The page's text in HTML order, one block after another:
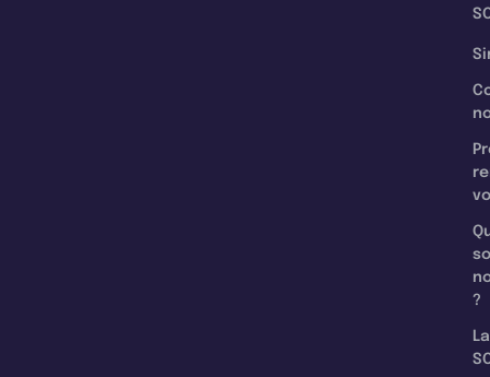
?
La